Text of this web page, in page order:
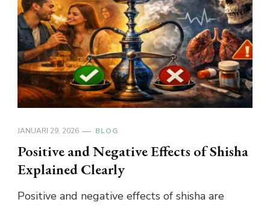
JANUARI 29, 2026 BLOG
Positive and Negative Effects of Shisha
Explained Clearly
Positive and negative effects of shisha are